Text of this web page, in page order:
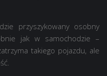
przyszykowany osobny
jak w samochodzie –
takiego pojazdu, ale